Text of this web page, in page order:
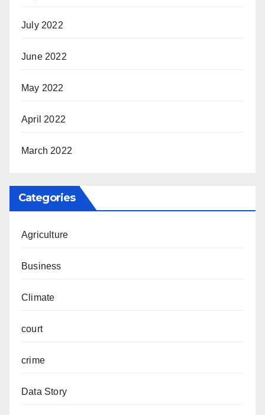
July 2022
June 2022
May 2022
April 2022
March 2022
Categories
Agriculture
Business
Climate
court
crime
Data Story